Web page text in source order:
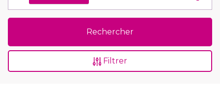
Rechercher
Filtrer